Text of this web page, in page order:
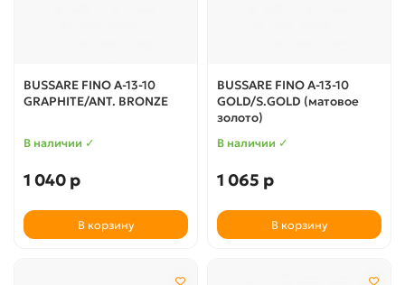
BUSSARE FINO A-13-10
GRAPHITE/ANT. BRONZE
В наличии ✓
1 040 р
В корзину
BUSSARE FINO A-13-10
GOLD/S.GOLD (матовое
золото)
В наличии ✓
1 065 р
В корзину